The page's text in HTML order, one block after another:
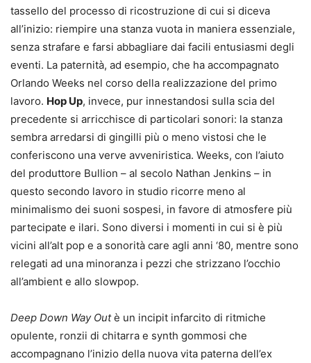
tassello del processo di ricostruzione di cui si diceva
all’inizio: riempire una stanza vuota in maniera essenziale,
senza strafare e farsi abbagliare dai facili entusiasmi degli
eventi. La paternità, ad esempio, che ha accompagnato
Orlando Weeks nel corso della realizzazione del primo
lavoro. Hop Up, invece, pur innestandosi sulla scia del
precedente si arricchisce di particolari sonori: la stanza
sembra arredarsi di gingilli più o meno vistosi che le
conferiscono una verve avveniristica. Weeks, con l’aiuto
del produttore Bullion – al secolo Nathan Jenkins – in
questo secondo lavoro in studio ricorre meno al
minimalismo dei suoni sospesi, in favore di atmosfere più
partecipate e ilari. Sono diversi i momenti in cui si è più
vicini all’alt pop e a sonorità care agli anni ‘80, mentre sono
relegati ad una minoranza i pezzi che strizzano l’occhio
all’ambient e allo slowpop.
Deep Down Way Outè un incipit infarcito di ritmiche
opulente, ronzii di chitarra e synth gommosi che
accompagnano l’inizio della nuova vita paterna dell’ex